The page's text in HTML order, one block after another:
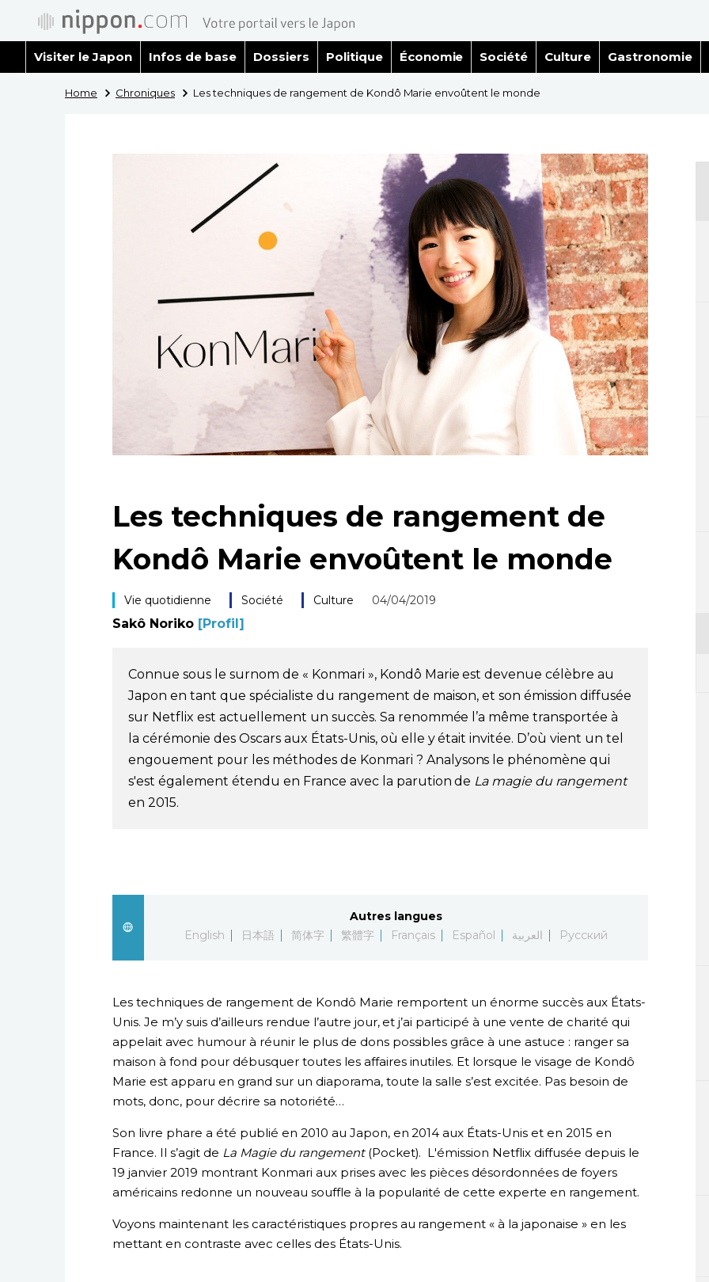
Visiter le Japon Infos de base Dossiers Politique Économie Société Culture Gastronomie
Home Chroniques Les techniques de rangement de Kondô Marie envoûtent le monde
Les techniques de rangement de
Kondô Marie envoûtent le monde
Vie quotidienne Société Culture 04/04/2019
Sakô Noriko [Profil]
Connue sous le surnom de « Konmari », Kondô Marie est devenue célèbre au
Japon en tant que spécialiste du rangement de maison, et son émission diffusée
sur Netflix est actuellement un succès. Sa renommée l’a même transportée à
la cérémonie des Oscars aux États-Unis, où elle y était invitée. D’où vient un tel
engouement pour les méthodes de Konmari ? Analysons le phénomène qui
s'est également étendu en France avec la parution de La magie du rangement
en 2015.
Autres langues
English
日本語 简体字 繁體字 Français Español العربية Русский
Les techniques de rangement de Kondô Marie remportent un énorme succès aux États-
Unis. Je m’y suis d’ailleurs rendue l’autre jour, et j’ai participé à une vente de charité qui
appelait avec humour à réunir le plus de dons possibles grâce à une astuce : ranger sa
maison à fond pour débusquer toutes les affaires inutiles. Et lorsque le visage de Kondô
Marie est apparu en grand sur un diaporama, toute la salle s’est excitée. Pas besoin de
mots, donc, pour décrire sa notoriété…
Son livre phare a été publié en 2010 au Japon, en 2014 aux États-Unis et en 2015 en
France. Il s’agit de La Magie du rangement (Pocket). L'émission Netflix diffusée depuis le
19 janvier 2019 montrant Konmari aux prises avec les pièces désordonnées de foyers
américains redonne un nouveau souffle à la popularité de cette experte en rangement.
Voyons maintenant les caractéristiques propres au rangement « à la japonaise » en les
mettant en contraste avec celles des États-Unis.